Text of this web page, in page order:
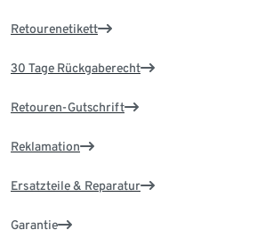
Retourenetikett
30 Tage Rückgaberecht
Retouren-Gutschrift
Reklamation
Ersatzteile & Reparatur
Garantie